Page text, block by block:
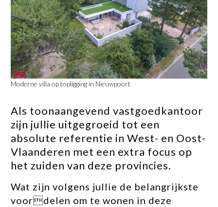
Moderne villa op topligging in Nieuwpoort
Als toonaangevend vastgoedkantoor
zijn jullie uitgegroeid tot een
absolute referentie in West- en Oost-
Vlaanderen met een extra focus op
het zuiden van deze provincies.
Wat zijn volgens jullie de belangrijkste
voordelen om te wonen in deze